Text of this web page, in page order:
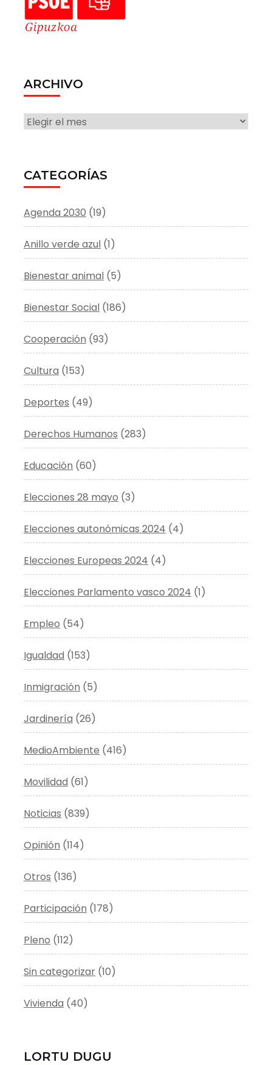
ARCHIVO
ARCHIVO
CATEGORÍAS
Agenda 2030 (19)
Anillo verde azul (1)
Bienestar animal (5)
Bienestar Social (186)
Cooperación (93)
Cultura (153)
Deportes (49)
Derechos Humanos (283)
Educación (60)
Elecciones 28 mayo (3)
Elecciones autonómicas 2024 (4)
Elecciones Europeas 2024 (4)
Elecciones Parlamento vasco 2024 (1)
Empleo (54)
Igualdad (153)
Inmigración (5)
Jardinería (26)
MedioAmbiente (416)
Movilidad (61)
Noticias (839)
Opinión (114)
Otros (136)
Participación (178)
Pleno (112)
Sin categorizar (10)
Vivienda (40)
LORTU DUGU